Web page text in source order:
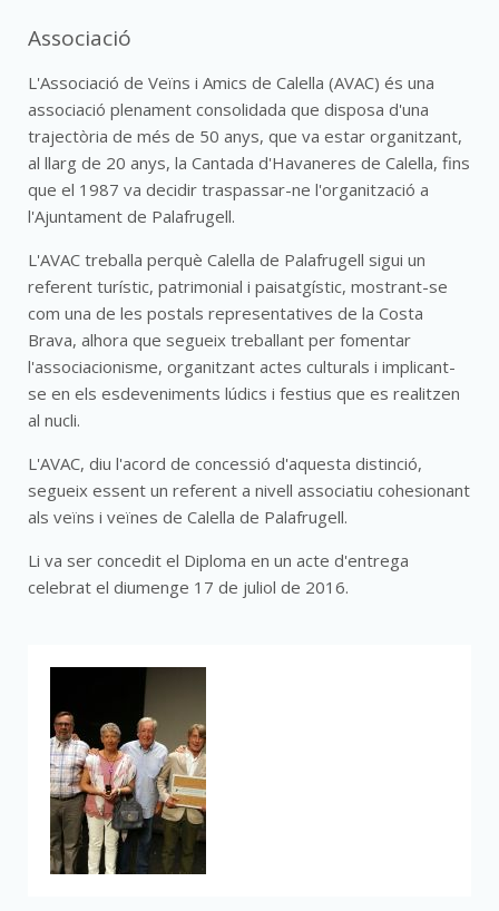
Associació
L'Associació de Veïns i Amics de Calella (AVAC) és una
associació plenament consolidada que disposa d'una
trajectòria de més de 50 anys, que va estar organitzant,
al llarg de 20 anys, la Cantada d'Havaneres de Calella, fins
que el 1987 va decidir traspassar-ne l'organització a
l'Ajuntament de Palafrugell.
L'AVAC treballa perquè Calella de Palafrugell sigui un
referent turístic, patrimonial i paisatgístic, mostrant-se
com una de les postals representatives de la Costa
Brava, alhora que segueix treballant per fomentar
l'associacionisme, organitzant actes culturals i implicant-
se en els esdeveniments lúdics i festius que es realitzen
al nucli.
L'AVAC, diu l'acord de concessió d'aquesta distinció,
segueix essent un referent a nivell associatiu cohesionant
als veïns i veïnes de Calella de Palafrugell.
Li va ser concedit el Diploma en un acte d'entrega
celebrat el diumenge 17 de juliol de 2016.